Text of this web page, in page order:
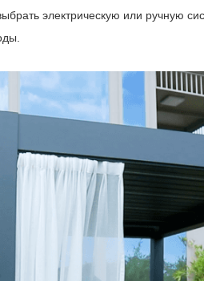
электрическую или ручную